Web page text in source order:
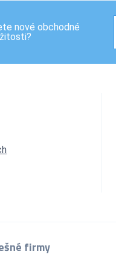
nové obchodné
firmy